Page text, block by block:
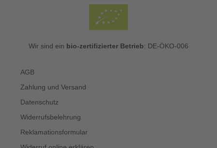
Wir sind ein bio-zertifizierter Betrieb: DE-ÖKO-006
AGB
Zahlung und Versand
Datenschutz
Widerrufsbelehrung
Reklamationsformular